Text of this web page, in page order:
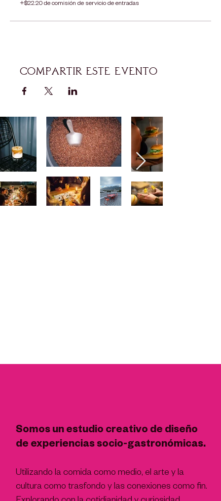
+$22.20 de comisión de servicio de entradas
Compartir este evento
Somos un estudio creativo de diseño
de experiencias socio-gastronómicas.
Utilizando la comida como medio, el arte y la
cultura como trasfondo y las conexiones como fin.